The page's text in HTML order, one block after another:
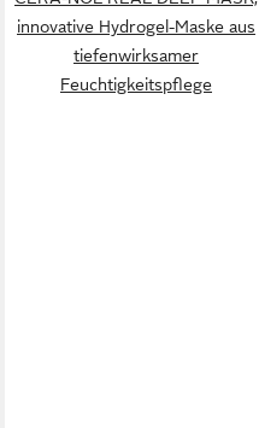
innovative Hydrogel-Maske aus
tiefenwirksamer
Feuchtigkeitspflege